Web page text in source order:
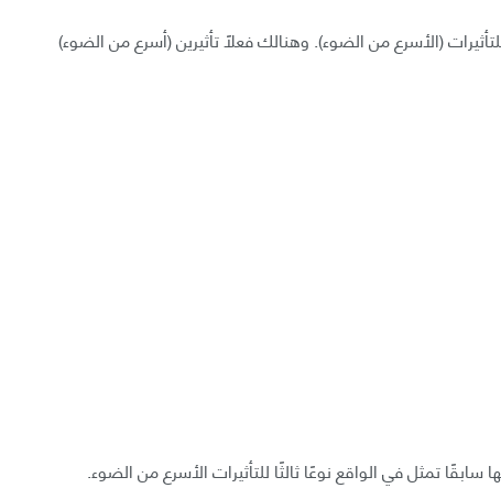
(الأسرع من الضوء). وهنالك فعلًا تأثيرين (أسرع من الضوء)
تمثل في الواقع نوعًا ثالثًا للتأثيرات الأسرع من الضوء.